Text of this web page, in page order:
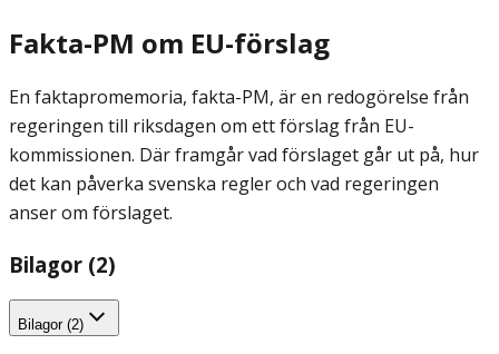
Fakta-PM om EU-förslag
En faktapromemoria, fakta-PM, är en redogörelse från
regeringen till riksdagen om ett förslag från EU-
kommissionen. Där framgår vad förslaget går ut på, hur
det kan påverka svenska regler och vad regeringen
anser om förslaget.
Bilagor (2)
Bilagor (2)